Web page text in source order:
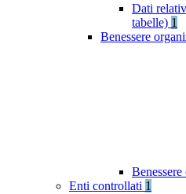
Dati
tabelle) 1
Benessere
Enti controllati 1